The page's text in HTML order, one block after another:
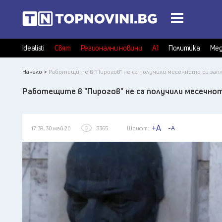
Idealisti Свят Регионални новини А1 Политика
Начало > Работещите в "Пирогов" не са получили месечното си
Работещите в "Пирогов" не са получили
17:39, 30 май 20 3365 Шрифт: +A -A